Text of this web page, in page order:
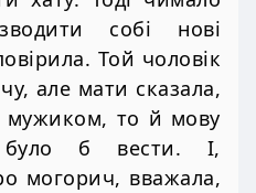
собі нові
Той чоловік
але мати сказала,
то й мову
б вести. І,
могорич, вважала,